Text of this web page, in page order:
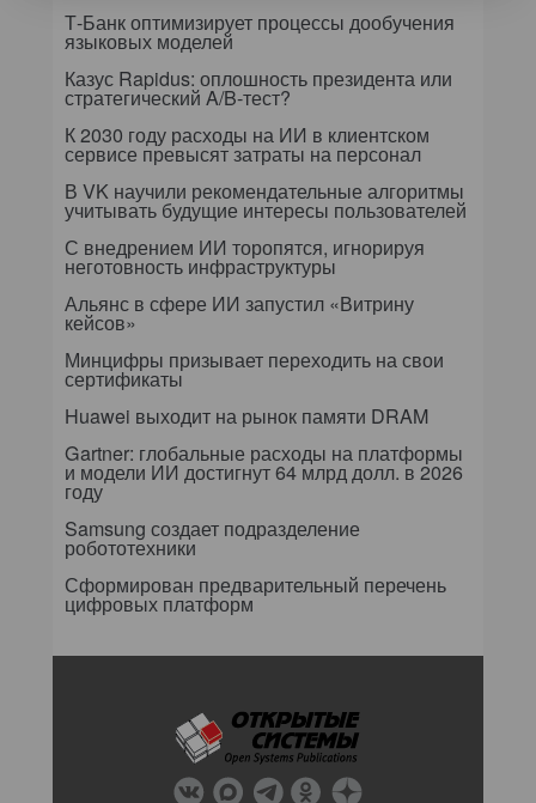
Т-Банк оптимизирует процессы дообучения
языковых моделей
Казус Rapidus: оплошность президента или
стратегический A/B-тест?
К 2030 году расходы на ИИ в клиентском
сервисе превысят затраты на персонал
В VK научили рекомендательные алгоритмы
учитывать будущие интересы пользователей
С внедрением ИИ торопятся, игнорируя
неготовность инфраструктуры
Альянс в сфере ИИ запустил «Витрину
кейсов»
Минцифры призывает переходить на свои
сертификаты
Huawei выходит на рынок памяти DRAM
Gartner: глобальные расходы на платформы
и модели ИИ достигнут 64 млрд долл. в 2026
году
Samsung создает подразделение
робототехники
Сформирован предварительный перечень
цифровых платформ